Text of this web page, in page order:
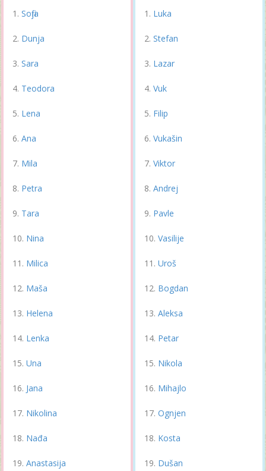
Sofija
Dunja
Sara
Teodora
Lena
Ana
Mila
Petra
Tara
Nina
Milica
Maša
Helena
Lenka
Una
Jana
Nikolina
Nađa
Anastasija
Luka
Stefan
Lazar
Vuk
Filip
Vukašin
Viktor
Andrej
Pavle
Vasilije
Uroš
Bogdan
Aleksa
Petar
Nikola
Mihajlo
Ognjen
Kosta
Dušan